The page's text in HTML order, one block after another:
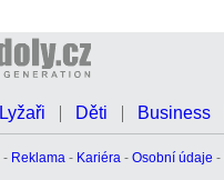
Lyžaři Děti Business
- Reklama - Kariéra - Osobní údaje -